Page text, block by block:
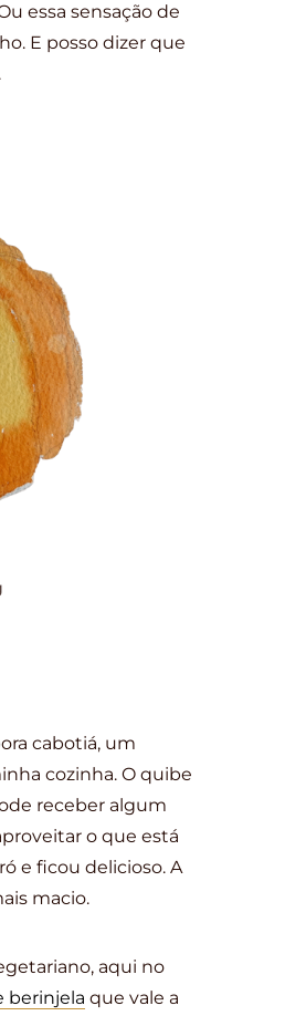
essa sensação de
E posso dizer que
cabotiá, um
cozinha. O quibe
receber algum
o que está
e ficou delicioso. A
macio.
aqui no
berinjela que vale a